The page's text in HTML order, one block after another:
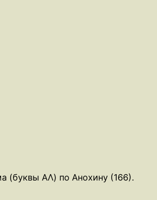
(буквы AΛ) по Анохину (166).